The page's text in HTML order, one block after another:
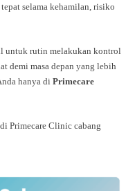
selama kehamilan, risiko
untuk rutin melakukan kontrol
demi masa depan yang lebih
hanya di Primecare
Primecare Clinic cabang